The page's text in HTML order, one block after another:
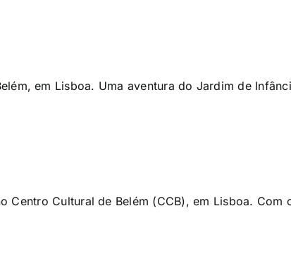
em Lisboa. Uma aventura do Jardim de
Centro Cultural de Belém (CCB), em Lisboa. Com